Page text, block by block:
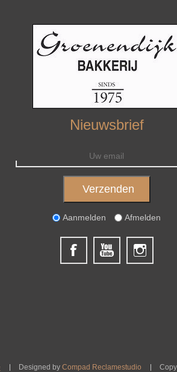
Nieuwsbrief
Aanmelden Afmelden
Designed by Compad Reclamestudio